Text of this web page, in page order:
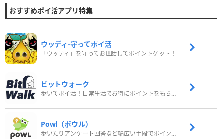
おすすめポイ活アプリ特集
ウッディ‐守ってポイ活
「ウッディ」を守ってお世話してポイントゲット！
ビットウォーク
歩いてポイ活！日常生活でお得にポイントをもらおう
Powl（ポウル）
歩いたりアンケート回答など幅広い手段でポイントをゲット